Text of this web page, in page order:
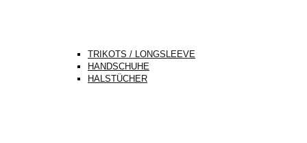
TRIKOTS / LONGSLEEVE
HANDSCHUHE
HALSTÜCHER